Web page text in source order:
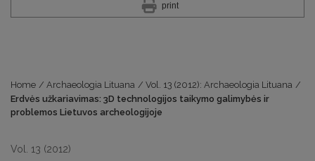
print
Home / Archaeologia Lituana / Vol. 13 (2012): Archaeologia Lituana /
Erdvės užkariavimas: 3D technologijos taikymo galimybės ir
problemos Lietuvos archeologijoje
Vol. 13 (2012)